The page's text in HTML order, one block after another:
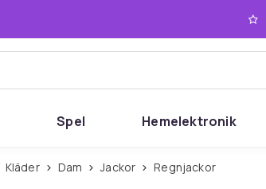
Spel Hemelektronik
Kläder Dam Jackor Regnjackor